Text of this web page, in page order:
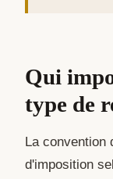
Qui
type de
La convention
d'imposition